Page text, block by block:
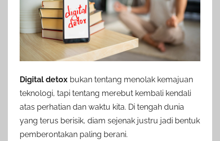
Digital detox bukan tentang menolak kemajuan
teknologi, tapi tentang merebut kembali kendali
atas perhatian dan waktu kita. Di tengah dunia
yang terus berisik, diam sejenak justru jadi bentuk
pemberontakan paling berani.